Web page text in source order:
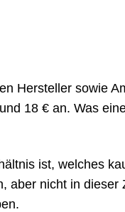
Hersteller sowie
18 € an. Was
ist, welches
aber nicht in